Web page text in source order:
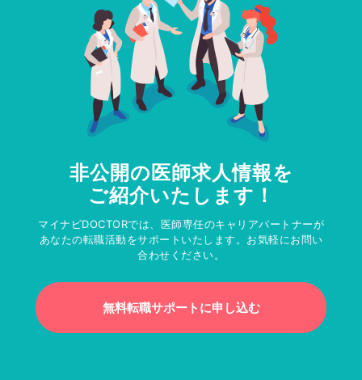
非公開の医師求人情報を
ご紹介いたします！
マイナビDOCTORでは、医師専任のキャリアパートナーが
あなたの転職活動をサポートいたします。お気軽にお問い
合わせください。
無料転職サポートに申し込む